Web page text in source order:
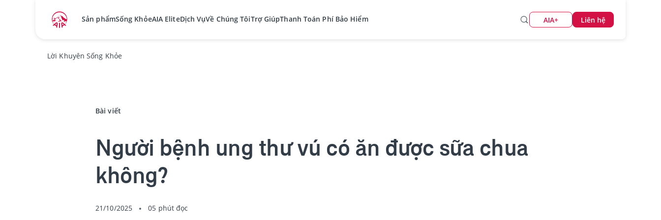
Sản phẩmSống KhỏeAIA EliteDịch VụVề Chúng TôiTrợ GiúpThanh Toán Phí Bảo Hiểm AIA+ Liên hệ
Lời Khuyên Sống Khỏe
Bài viết
Người bệnh ung thư vú có ăn được sữa chua
không?
21/10/2025 05 phút đọc